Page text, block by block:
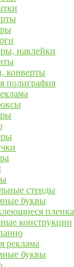
наклейки
конверты
полиграфия
стенды
буквы
пленка
конструкции
реклама
буквы